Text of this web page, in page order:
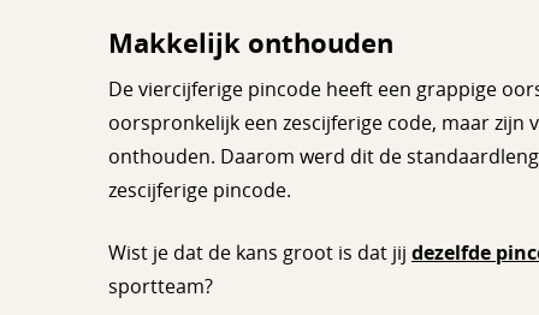
Makkelijk onthouden
De viercijferige pincode heeft een grappige
oorspronkelijk een zescijferige code, maar
onthouden. Daarom werd dit de
zescijferige pincode.
Wist je dat de kans groot is dat jij dezelfde
sportteam?